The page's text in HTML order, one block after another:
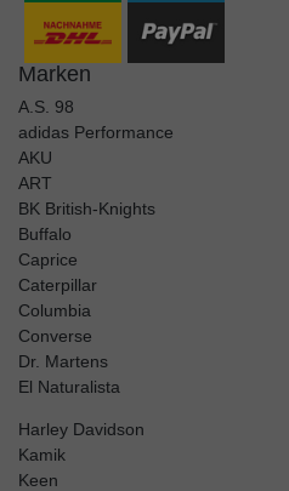
Marken
A.S. 98
adidas Performance
AKU
ART
BK British-Knights
Buffalo
Caprice
Caterpillar
Columbia
Converse
Dr. Martens
El Naturalista
Harley Davidson
Kamik
Keen